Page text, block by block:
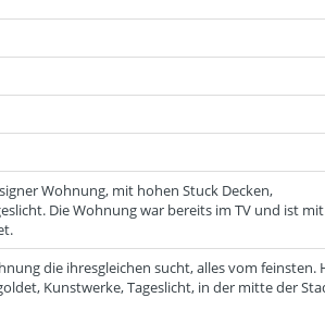
Wohnung, mit hohen Stuck Decken,
Die Wohnung war bereits im TV und ist
die ihresgleichen sucht, alles vom feinsten.
Kunstwerke, Tageslicht, in der mitte der